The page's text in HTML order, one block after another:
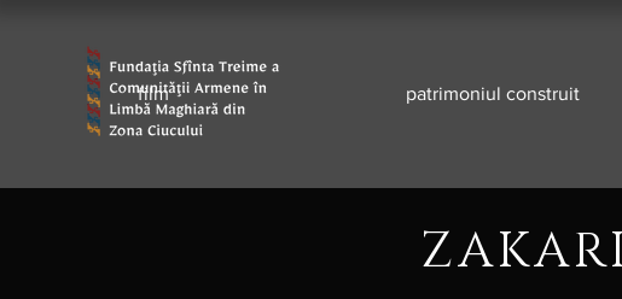
film patrimoniul construit